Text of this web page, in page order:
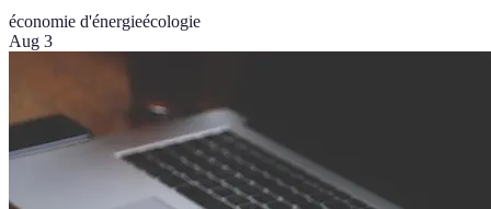
économie d'énergieécologie
Aug 3